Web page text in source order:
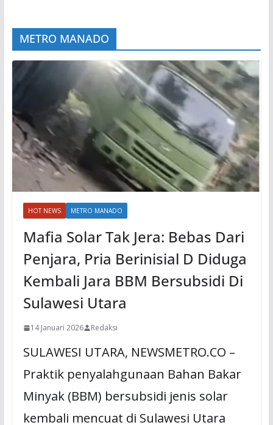
METRO MANADO
HOT NEWS METRO MANADO
Mafia Solar Tak Jera: Bebas Dari
Penjara, Pria Berinisial D Diduga
Kembali Jara BBM Bersubsidi Di
Sulawesi Utara
14 Januari 2026 Redaksi
SULAWESI UTARA, NEWSMETRO.CO –
Praktik penyalahgunaan Bahan Bakar
Minyak (BBM) bersubsidi jenis solar
kembali mencuat di Sulawesi Utara